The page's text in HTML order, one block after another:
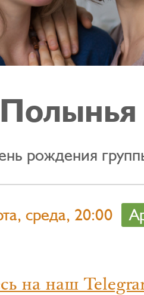
Полынья
рождения
среда, 20:00
на наш